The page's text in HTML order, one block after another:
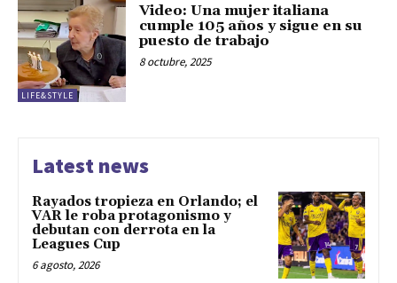
LIFE&STYLE
Video: Una mujer italiana
cumple 105 años y sigue en su
puesto de trabajo
8 octubre, 2025
Latest news
Rayados tropieza en Orlando; el
VAR le roba protagonismo y
debutan con derrota en la
Leagues Cup
6 agosto, 2026